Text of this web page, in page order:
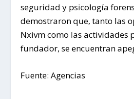
seguridad y psicología
demostraron que, tanto las
Nxivm como las actividades
fundador, se encuentran
Fuente: Agencias